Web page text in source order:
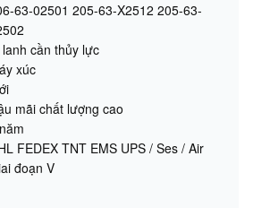
63-02501 205-63-X2512 205-63-
lanh cần thủy lực
xúc
mãi chất lượng cao
FEDEX TNT EMS UPS / Ses / Air
đoạn V